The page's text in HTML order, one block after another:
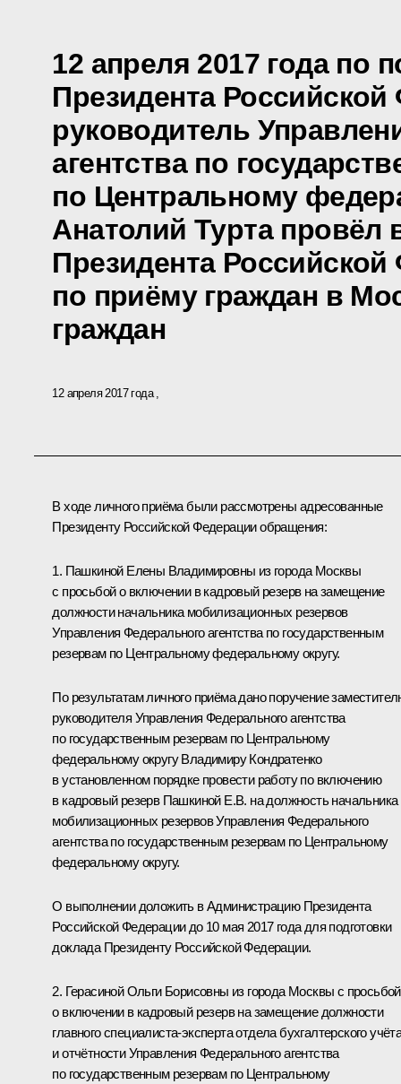
12 апреля 2017 года по
Президента
руководитель
агентства по
по Центральному
Анатолий Турта провёл
Президента
по приёму граждан в
граждан
12 апреля 2017 года
В ходе личного приёма были рассмотрены адресованные
Президенту Российской Федерации обращения:
1. Пашкиной Елены Владимировны из города Москвы
с просьбой о включении в кадровый резерв на замещение
должности начальника мобилизационных резервов
Управления Федерального агентства по государственным
резервам по Центральному федеральному округу.
По результатам личного приёма дано поручение
руководителя Управления Федерального агентства
по государственным резервам по Центральному
федеральному округу Владимиру Кондратенко
в установленном порядке провести работу по включению
в кадровый резерв Пашкиной Е.В. на должность начальника
мобилизационных резервов Управления Федерального
агентства по государственным резервам по Центральному
федеральному округу.
О выполнении доложить в Администрацию Президента
Российской Федерации до 10 мая 2017 года для подготовки
доклада Президенту Российской Федерации.
2. Герасиной Ольги Борисовны из города Москвы с просьбой
о включении в кадровый резерв на замещение должности
главного специалиста-эксперта отдела бухгалтерского
и отчётности Управления Федерального агентства
по государственным резервам по Центральному